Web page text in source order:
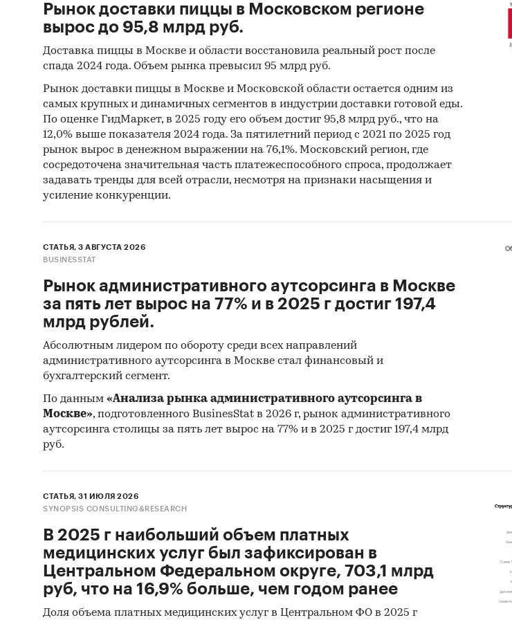
Рынок доставки пиццы в Московском регионе
вырос до 95,8 млрд руб.
Доставка пиццы в Москве и области восстановила реальный рост после
спада 2024 года. Объем рынка превысил 95 млрд руб.
Рынок доставки пиццы в Москве и Московской области остается одним из
самых крупных и динамичных сегментов в индустрии доставки готовой еды.
По оценке ГидМаркет, в 2025 году его объем достиг 95,8 млрд руб., что на
12,0% выше показателя 2024 года. За пятилетний период с 2021 по 2025 год
рынок вырос в денежном выражении на 76,1%. Московский регион, где
сосредоточена значительная часть платежеспособного спроса, продолжает
задавать тренды для всей отрасли, несмотря на признаки насыщения и
усиление конкуренции.
СТАТЬЯ, 3 АВГУСТА 2026
BUSINESSTAT
Рынок административного аутсорсинга в Москве
за пять лет вырос на 77% и в 2025 г достиг 197,4
млрд рублей.
Абсолютным лидером по обороту среди всех направлений
административного аутсорсинга в Москве стал финансовый и
бухгалтерский сегмент.
По данным «Анализа рынка административного аутсорсинга в
Москве», подготовленного BusinesStat в 2026 г, рынок административного
аутсорсинга столицы за пять лет вырос на 77% и в 2025 г достиг 197,4 млрд
руб.
СТАТЬЯ, 31 ИЮЛЯ 2026
SYNOPSIS CONSULTING&RESEARCH
В 2025 г наибольший объем платных
медицинских услуг был зафиксирован в
Центральном Федеральном округе, 703,1 млрд
руб, что на 16,9% больше, чем годом ранее
Доля объема платных медицинских услуг в Центральном ФО в 2025 г